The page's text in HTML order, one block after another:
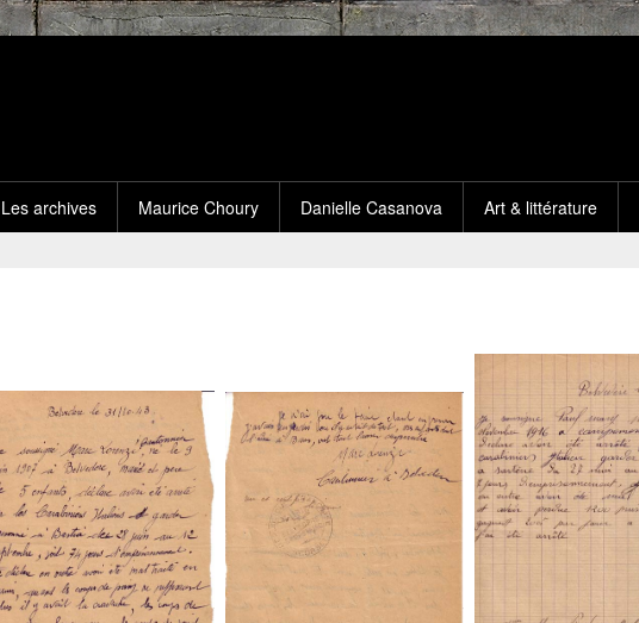
Les archives Maurice Choury Danielle Casanova Art & littérature